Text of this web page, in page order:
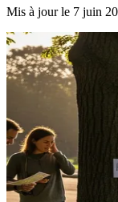
Mis à jour le 7 juin